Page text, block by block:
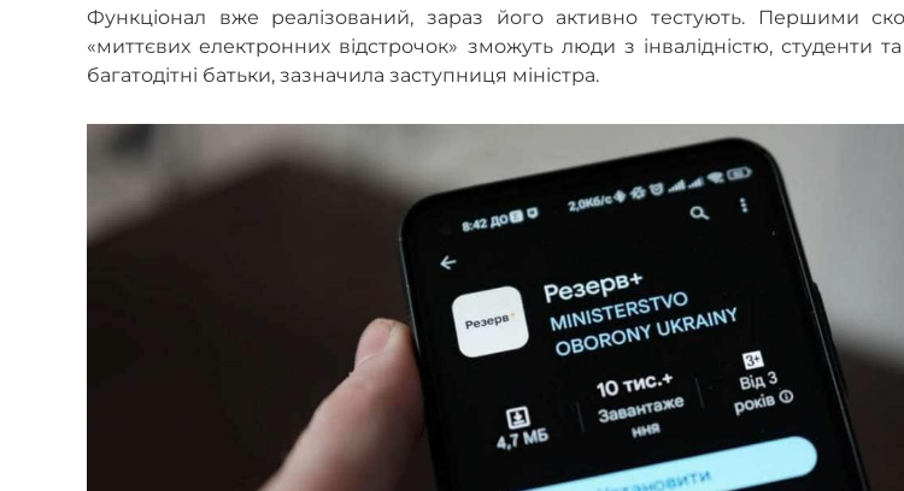
Функціонал вже реалізований, зараз його активно тестують. Першими
«миттєвих електронних відстрочок» зможуть люди з інвалідністю, студенти
багатодітні батьки, зазначила заступниця міністра.